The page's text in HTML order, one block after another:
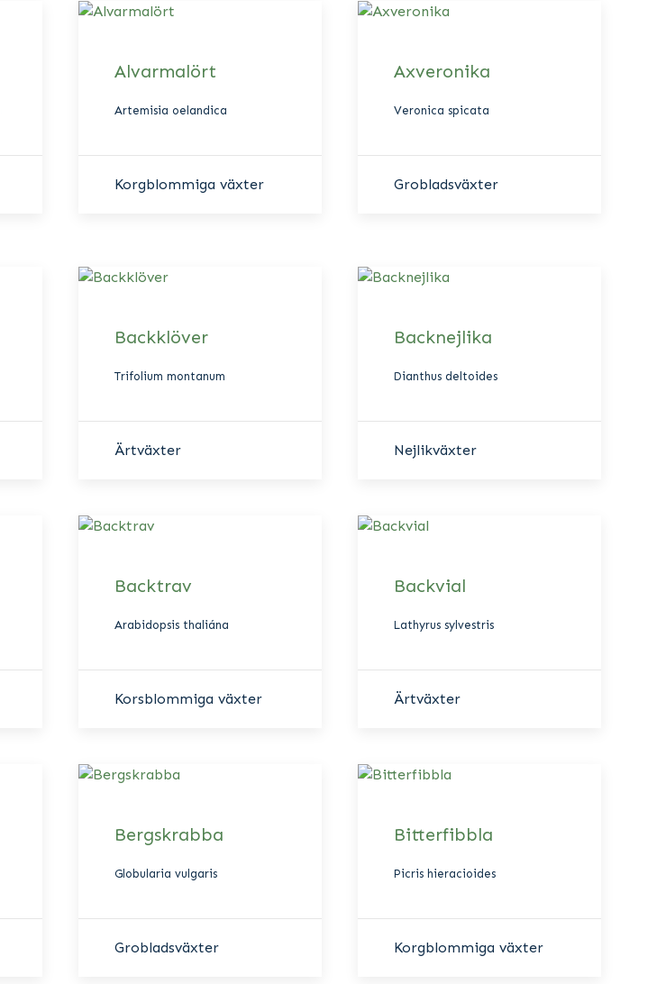
Alvarmalört
Artemisia oelandica
Korgblommiga växter
Axveronika
Veronica spicata
Grobladsväxter
Backklöver
Trifolium montanum
Ärtväxter
Backnejlika
Dianthus deltoides
Nejlikväxter
Backtrav
Arabidopsis thaliána
Korsblommiga växter
Backvial
Lathyrus sylvestris
Ärtväxter
Bergskrabba
Globularia vulgaris
Grobladsväxter
Bitterfibbla
Picris hieracioides
Korgblommiga växter